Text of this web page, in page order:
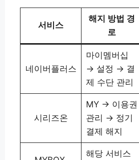
서비스
해지 방법 경
로
네이버플러스
마이멤버십
→ 설정 → 결
제 수단 관리
시리즈온
MY → 이용권
관리 → 정기
결제 해지
해당 서비스